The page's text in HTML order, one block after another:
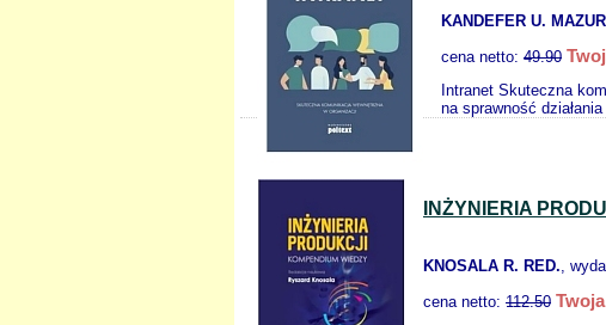
KANDEFER U.
cena netto: 49.90
Intranet Skuteczna
na sprawność
INŻYNIERIA
KNOSALA R. RED.,
cena netto: 112.50